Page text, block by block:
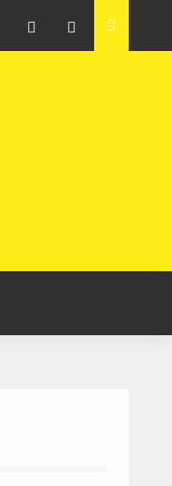
tentativa de fraude